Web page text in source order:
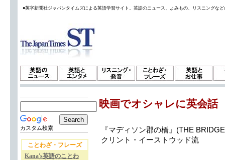
●英字新聞社ジャパンタイムズによる英語学習サイト。英語のニュース、よみもの、リスニングな
カスタム検索
ことわざ・フレーズ
Kana's英語のことわ
映画でオシャレに英会話
『マディソン郡の橋』(THE
クリント・イーストウッド流